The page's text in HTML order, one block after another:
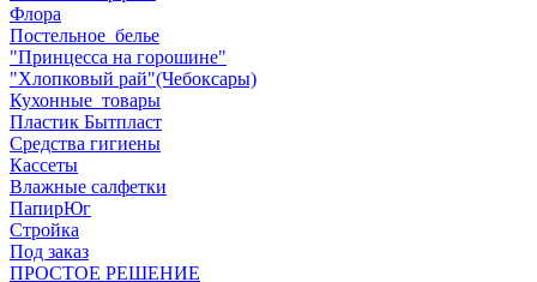
Флора
Постельное_белье
"Принцесса на горошине"
"Хлопковый рай"(Чебоксары)
Кухонные_товары
Пластик Бытпласт
Средства гигиены
Кассеты
Влажные салфетки
ПапирЮг
Стройка
Под заказ
ПРОСТОЕ РЕШЕНИЕ